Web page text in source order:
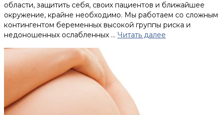
области, защитить себя, своих пациентов и ближайшее
окружение, крайне необходимо. Мы работаем со сложным
контингентом беременных высокой группы риска и
недоношенных ослабленных … Читать далее